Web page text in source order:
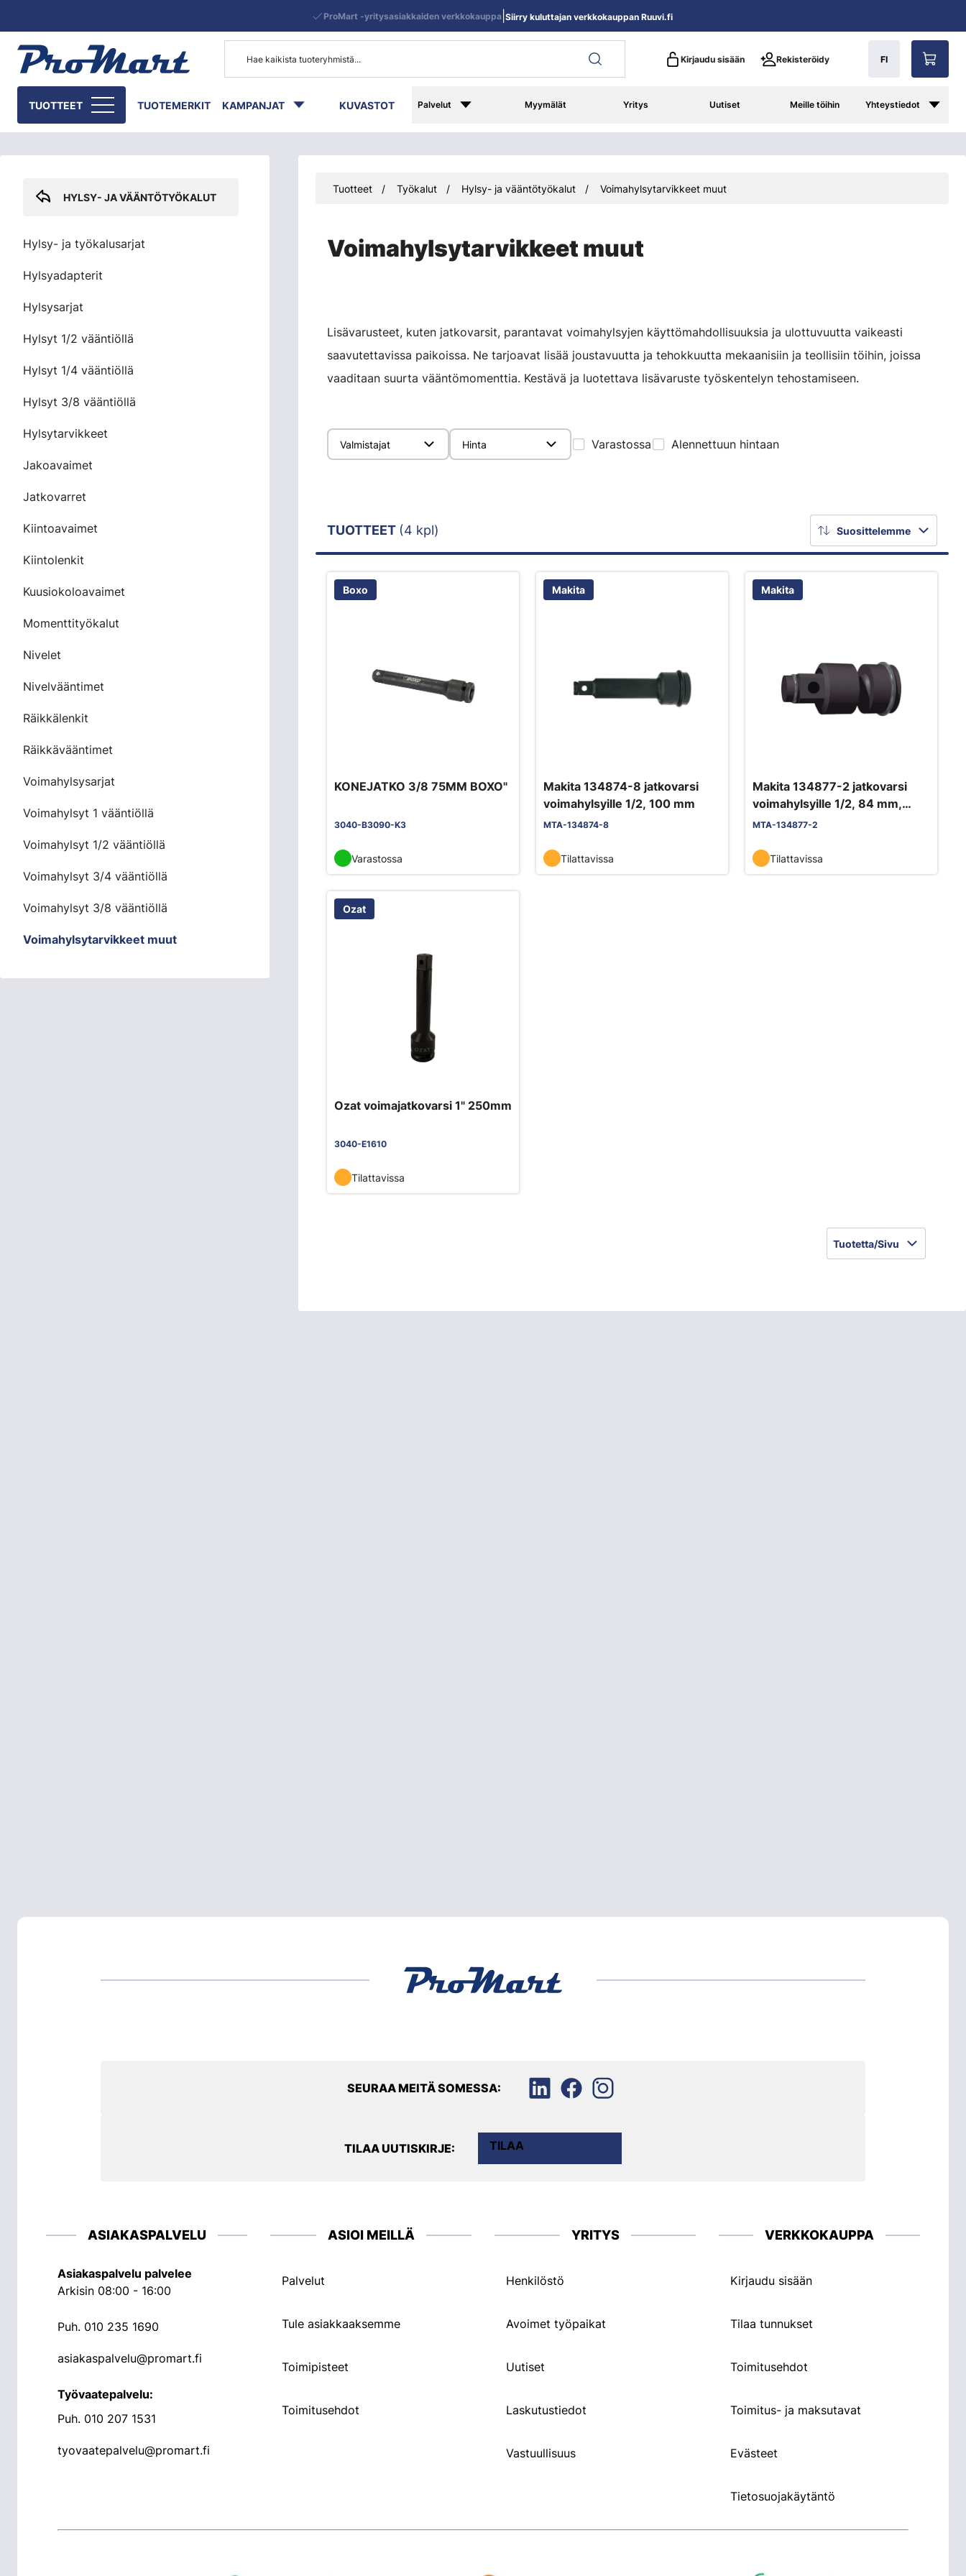
Kirjaudu sisään Rekisteröidy FI
TUOTTEET TUOTEMERKIT KAMPANJAT KUVASTOT Palvelut Myymälät Yritys Uutiset Meille töihin Yhteystiedot
ProMart -yritysasiakkaiden verkkokauppa| Siirry kuluttajan verkkokauppan Ruuvi.fi
Tuotteet Työkalut Hylsy- ja vääntötyökalut Voimahylsytarvikkeet muut
Voimahylsytarvikkeet muut
Lisävarusteet, kuten jatkovarsit, parantavat voimahylsyjen käyttömahdollisuuksia ja ulottuvuutta vaikeasti
saavutettavissa paikoissa. Ne tarjoavat lisää joustavuutta ja tehokkuutta mekaanisiin ja teollisiin töihin, joissa
vaaditaan suurta vääntömomenttia. Kestävä ja luotettava lisävaruste työskentelyn tehostamiseen.
Valmistajat Hinta Varastossa Alennettuun hintaan
Suosittelemme
TUOTTEET (4 kpl)
Boxo
KONEJATKO 3/8 75MM BOXO"
3040-B3090-K3
Varastossa
Makita
Makita 134874-8 jatkovarsi
voimahylsyille 1/2, 100 mm
MTA-134874-8
Tilattavissa
Makita
Makita 134877-2 jatkovarsi
voimahylsyille 1/2, 84 mm,
nivelöity
MTA-134877-2
Tilattavissa
Ozat
Ozat voimajatkovarsi 1" 250mm
3040-E1610
Tilattavissa
Tuotetta/Sivu
HYLSY- JA VÄÄNTÖTYÖKALUT
Hylsy- ja työkalusarjat
Hylsyadapterit
Hylsysarjat
Hylsyt 1/2 vääntiöllä
Hylsyt 1/4 vääntiöllä
Hylsyt 3/8 vääntiöllä
Hylsytarvikkeet
Jakoavaimet
Jatkovarret
Kiintoavaimet
Kiintolenkit
Kuusiokoloavaimet
Momenttityökalut
Nivelet
Nivelvääntimet
Räikkälenkit
Räikkävääntimet
Voimahylsysarjat
Voimahylsyt 1 vääntiöllä
Voimahylsyt 1/2 vääntiöllä
Voimahylsyt 3/4 vääntiöllä
Voimahylsyt 3/8 vääntiöllä
Voimahylsytarvikkeet muut
SEURAA MEITÄ SOMESSA:
TILAA UUTISKIRJE: TILAA
ASIAKASPALVELU
Asiakaspalvelu palvelee
Arkisin 08:00 - 16:00
Puh. 010 235 1690
asiakaspalvelu@promart.fi
Työvaatepalvelu:
Puh. 010 207 1531
tyovaatepalvelu@promart.fi
ASIOI MEILLÄ
Palvelut
Tule asiakkaaksemme
Toimipisteet
Toimitusehdot
YRITYS
Henkilöstö
Avoimet työpaikat
Uutiset
Laskutustiedot
Vastuullisuus
VERKKOKAUPPA
Kirjaudu sisään
Tilaa tunnukset
Toimitusehdot
Toimitus- ja maksutavat
Evästeet
Tietosuojakäytäntö